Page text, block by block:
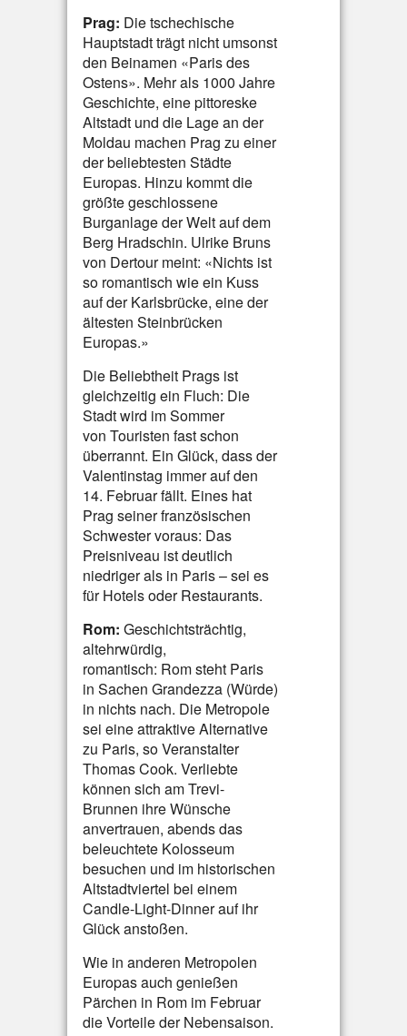
Prag: Die tschechische
Hauptstadt trägt nicht umsonst
den Beinamen «Paris des
Ostens». Mehr als 1000 Jahre
Geschichte, eine pittoreske
Altstadt und die Lage an der
Moldau machen Prag zu einer
der beliebtesten Städte
Europas. Hinzu kommt die
größte geschlossene
Burganlage der Welt auf dem
Berg Hradschin. Ulrike Bruns
von Dertour meint: «Nichts ist
so romantisch wie ein Kuss
auf der Karlsbrücke, eine der
ältesten Steinbrücken
Europas.»
Die Beliebtheit Prags ist
gleichzeitig ein Fluch: Die
Stadt wird im Sommer
von Touristen fast schon
überrannt. Ein Glück, dass der
Valentinstag immer auf den
14. Februar fällt. Eines hat
Prag seiner französischen
Schwester voraus: Das
Preisniveau ist deutlich
niedriger als in Paris – sei es
für Hotels oder Restaurants.
Rom: Geschichtsträchtig,
altehrwürdig,
romantisch: Rom steht Paris
in Sachen Grandezza (Würde)
in nichts nach. Die Metropole
sei eine attraktive Alternative
zu Paris, so Veranstalter
Thomas Cook. Verliebte
können sich am Trevi-
Brunnen ihre Wünsche
anvertrauen, abends das
beleuchtete Kolosseum
besuchen und im historischen
Altstadtviertel bei einem
Candle-Light-Dinner auf ihr
Glück anstoßen.
Wie in anderen Metropolen
Europas auch genießen
Pärchen in Rom im Februar
die Vorteile der Nebensaison.